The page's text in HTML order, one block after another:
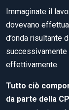
Immaginate il
dovevano
d’onda risultante
successivamente
effettivamente.
Tutto ciò
da parte della